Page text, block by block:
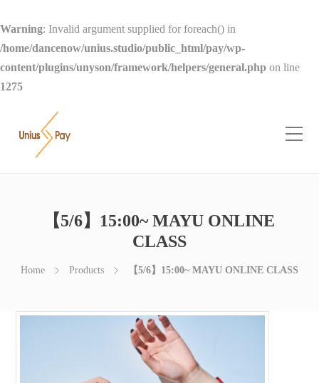
Warning: Invalid argument supplied for foreach() in
/home/dancenow/unius.studio/public_html/pay/wp-
content/plugins/unyson/framework/helpers/general.php on line
1275
【5/6】15:00~ MAYU ONLINE
CLASS
Home Products 【5/6】15:00~ MAYU ONLINE CLASS